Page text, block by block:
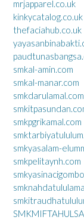
mrjapparel.co.uk
kinkycatalog.co.uk
thefaciahub.co.uk
smkal-amin.com
smkal-manar.com
smkdarulamal.com
smkpgrikamal.com
smkyasalam-
smkpelitaynh.com